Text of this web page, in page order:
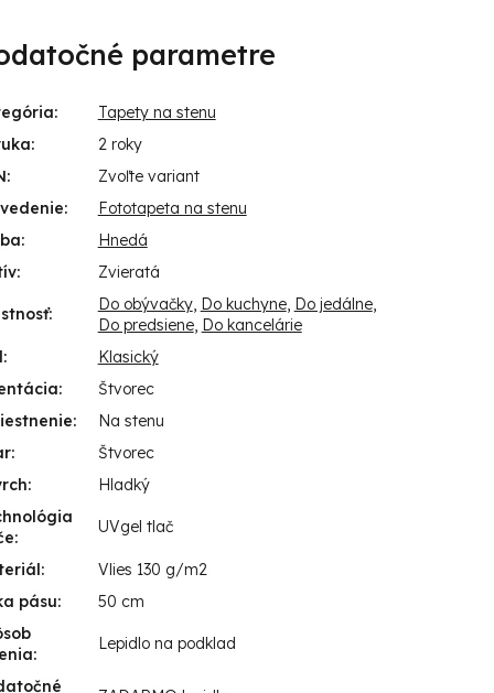
parametre
:
Tapety na stenu
:
2 roky
:
Zvoľte variant
:
Fototapeta na stenu
:
Hnedá
: Zvieratá
: Do obývačky, Do kuchyne, Do jedálne,
Do predsiene, Do kancelárie
:
Klasický
:
Štvorec
:
Na stenu
:
Štvorec
:
Hladký
:
UVgel tlač
:
Vlies 130 g/m2
pásu:
50 cm
:
Lepidlo na podklad